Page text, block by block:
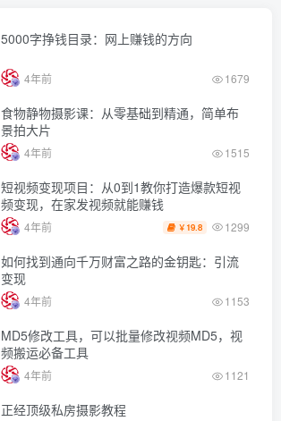
5000字挣钱目录：网上赚钱的方向
4年前 1679
食物静物摄影课：从零基础到精通，简单布
景拍大片
4年前 1515
短视频变现项目：从0到1教你打造爆款短视
频变现，在家发视频就能赚钱
4年前 ￥ 19.8 1299
如何找到通向千万财富之路的金钥匙：引流
变现
4年前 1153
MD5修改工具，可以批量修改视频MD5，视
频搬运必备工具
4年前 1121
正经顶级私房摄影教程